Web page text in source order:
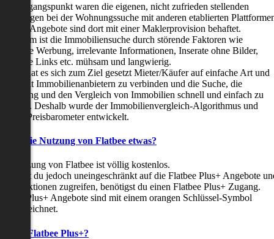
Ausgangspunkt waren die eigenen, nicht zufrieden stellenden
bei der Wohnungssuche mit anderen etablierten
alle Angebote sind dort mit einer Maklerprovision behaftet.
ist die Immobiliensuche durch störende Faktoren wie
Werbung, irrelevante Informationen, Inserate ohne Bilder,
Links etc. mühsam und langwierig.
hat es sich zum Ziel gesetzt Mieter/Käufer auf einfache Art und
mit Immobilienanbietern zu verbinden und die Suche, die
und den Vergleich von Immobilien schnell und einfach zu
Deshalb wurde der Immobilienvergleich-Algorithmus und
Preisbarometer entwickelt.
die Nutzung von Flatbee etwas?
Nutzung von Flatbee ist völlig kostenlos.
du jedoch uneingeschränkt auf die Flatbee Plus+ Angebote
zugreifen, benötigst du einen Flatbee Plus+ Zugang.
Plus+ Angebote sind mit einem orangen Schlüssel-Symbol
ist Flatbee Plus+?